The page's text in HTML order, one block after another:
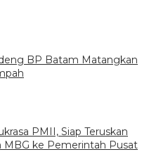
BP Batam Matangkan
PMII, Siap Teruskan
MBG ke Pemerintah Pusat